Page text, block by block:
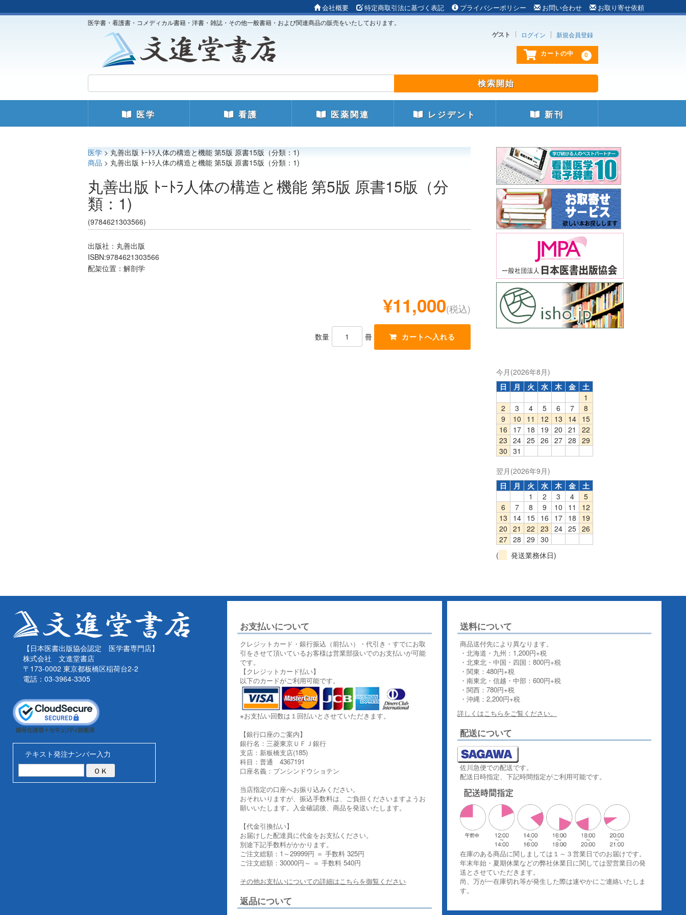
会社概要 特定商取引法に基づく表記 プライバシーポリシー お問い合わせ お取り寄せ依頼
医学書・看護書・コメディカル書籍・洋書・雑誌・その他一般書籍・および関連商品の販売をいたしております。
ゲスト ログイン 新規会員登録
カートの中 0
医学 看護 医薬関連 レジデント 新刊
医学 > 丸善出版 ﾄｰﾄﾗ人体の構造と機能 第5版 原書15版（分類：1)
商品 > 丸善出版 ﾄｰﾄﾗ人体の構造と機能 第5版 原書15版（分類：1)
丸善出版 ﾄｰﾄﾗ人体の構造と機能 第5版 原書15版（分
類：1)
(9784621303566)
出版社：丸善出版
ISBN:9784621303566
配架位置：解剖学
¥11,000(税込)
数量 冊
今月(2026年8月)
日
月 火 水 木 金
土
1
2
3 4 5 6 7
8
9
10 11 12 13 14 15
16
17 18 19 20 21
22
23 24 25 26 27 28 29
30 31
翌月(2026年9月)
日
月 火 水 木 金
土
1
2 3 4
5
6
7 8 9 10 11
12
13
14 15 16 17 18
19
20 21 22 23 24 25 26
27 28 29 30
(
発送業務休日)
【日本医書出版協会認定 医学書専門店】
株式会社 文進堂書店
〒173-0002 東京都板橋区稲荷台2-2
電話：03-3964-3305
テキスト発注ナンバー入力
お支払いについて
クレジットカード・銀行振込（前払い）・代引き・すでにお取
引をさせて頂いているお客様は営業部扱いでのお支払いが可能
です。
【クレジットカード払い】
以下のカードがご利用可能です。
※お支払い回数は１回払いとさせていただきます。
【銀行口座のご案内】
銀行名：三菱東京ＵＦＪ銀行
支店：新板橋支店(185)
科目：普通 4367191
口座名義：ブンシンドウショテン
当店指定の口座へお振り込みください。
おそれいりますが、振込手数料は、ご負担くださいますようお
願いいたします。入金確認後、商品を発送いたします。
【代金引換払い】
お届けした配達員に代金をお支払ください。
別途下記手数料がかかります。
ご注文総額：1～29999円 ＝ 手数料 325円
ご注文総額：30000円～ ＝ 手数料 540円
その他お支払いについての詳細はこちらを御覧ください
返品について
送料について
商品送付先により異なります。
・北海道・九州：1,200円+税
・北東北・中国・四国：800円+税
・関東：480円+税
・南東北・信越・中部：600円+税
・関西：780円+税
・沖縄：2,200円+税
詳しくはこちらをご覧ください。
配送について
佐川急便での配送です。
配送日時指定、下記時間指定がご利用可能です。
在庫のある商品に関しましては１～３営業日でのお届けです。
年末年始・夏期休業などの弊社休業日に関しては翌営業日の発
送とさせていただきます。
尚、万が一在庫切れ等が発生した際は速やかにご連絡いたしま
す。